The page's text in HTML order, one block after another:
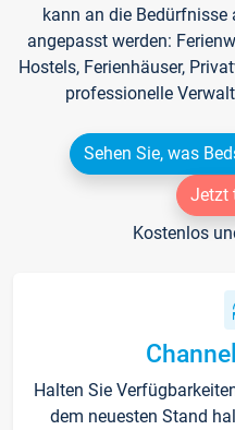
kann an die Bedürfnisse
angepasst werden:
Hostels, Ferienhäuser,
professionelle
Sehen Sie, was
Jetzt
Kostenlos
Halten Sie
dem neuesten Stand